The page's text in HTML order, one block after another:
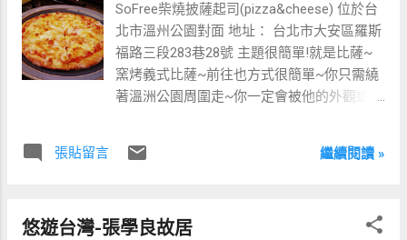
SoFree柴燒披薩起司(pizza&cheese) 位於台
北市溫州公園對面 地址： 台北市大安區羅斯
福路三段283巷28號 主題很簡單!就是比薩~
窯烤義式比薩~前往也方式很簡單~你只需繞
著溫洲公園周圍走~你一定會被他的外觀或窯
一個是雙倍起司~在現場看到最多人點的也是
牽絲~口味很棒!店家有另外提供各種調味料~
張貼留言 繼續閱讀 »
悠遊台灣-張學良故居